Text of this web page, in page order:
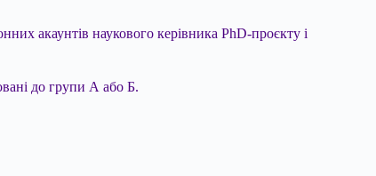
акаунтів наукового керівника PhD-проєкту і
до групи А або Б.